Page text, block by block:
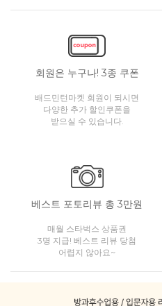
회원은 누구나! 3종 쿠폰
배드민턴마켓 회원이 되시면
다양한 추가 할인쿠폰을
받으실 수 있습니다.
베스트 포토리뷰 총 3만원
매월 스타벅스 상품권
3명 지급! 베스트 리뷰 당첨
어렵지 않아요~